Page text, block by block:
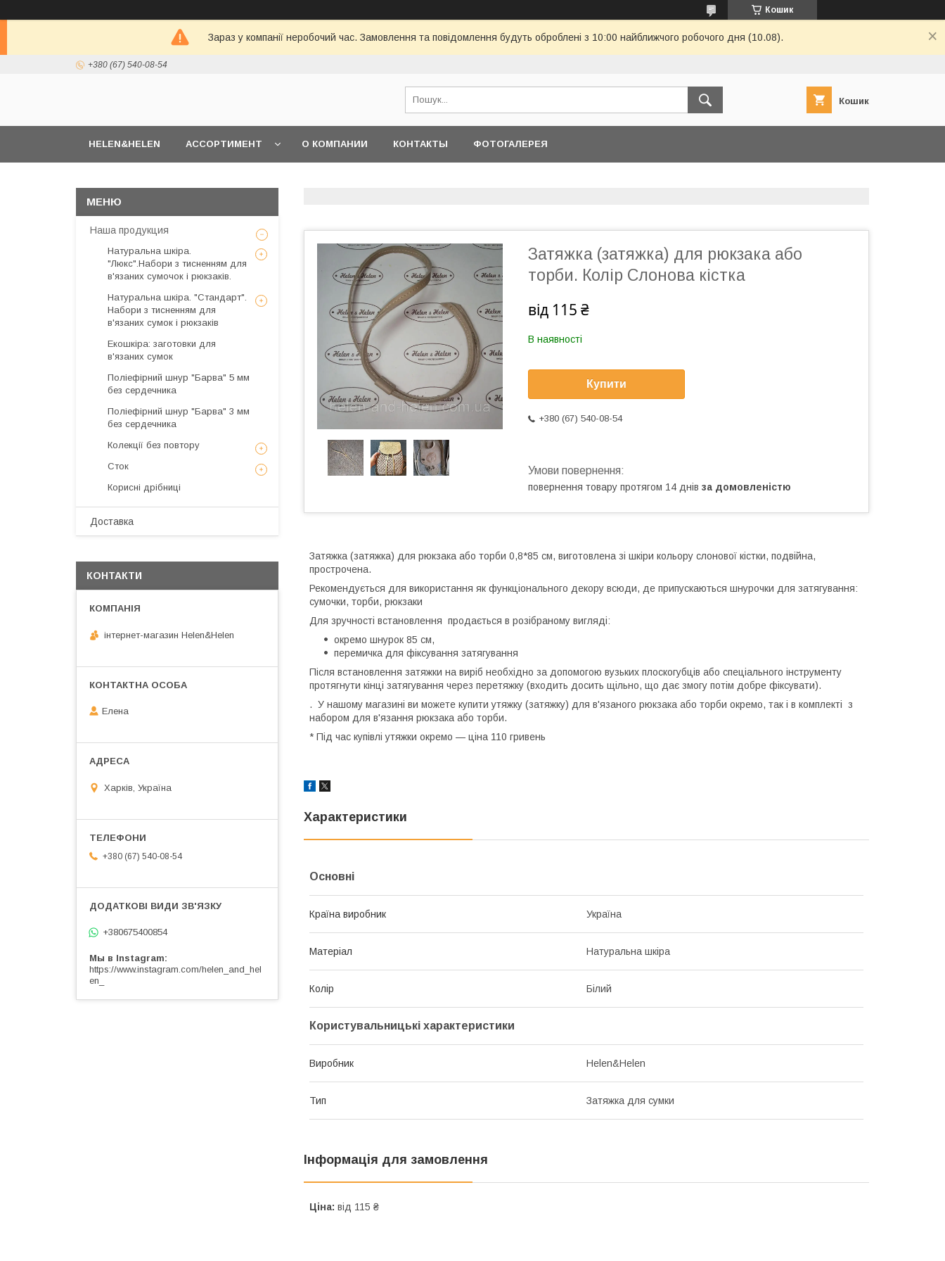
Кошик
Зараз у компанії неробочий час. Замовлення та повідомлення будуть оброблені з 10:00 найближчого робочого дня (10.08).
+380 (67) 540-08-54
Кошик
HELEN&HELEN АССОРТИМЕНТ О КОМПАНИИ КОНТАКТЫ ФОТОГАЛЕРЕЯ
Затяжка (затяжка) для рюкзака або
торби. Колір Слонова кістка
від 115 ₴
В наявності
Купити
+380 (67) 540-08-54
повернення товару протягом 14 днів за домовленістю
Затяжка (затяжка) для рюкзака або торби 0,8*85 см, виготовлена зі шкіри кольору слонової кістки, подвійна,
прострочена.
Рекомендується для використання як функціонального декору всюди, де припускаються шнурочки для затягування:
сумочки, торби, рюкзаки
Для зручності встановлення продається в розібраному вигляді:
окремо шнурок 85 см,
перемичка для фіксування затягування
Після встановлення затяжки на виріб необхідно за допомогою вузьких плоскогубців або спеціального інструменту
протягнути кінці затягування через перетяжку (входить досить щільно, що дає змогу потім добре фіксувати).
. У нашому магазині ви можете купити утяжку (затяжку) для в'язаного рюкзака або торби окремо, так і в комплекті з
набором для в'язання рюкзака або торби.
* Під час купівлі утяжки окремо — ціна 110 гривень
Характеристики
Основні
Країна виробник Україна
Матеріал Натуральна шкіра
Колір Білий
Користувальницькі характеристики
Виробник Helen&Helen
Тип Затяжка для сумки
Інформація для замовлення
Ціна: від 115 ₴
Наша продукция
Натуральна шкіра.
"Люкс".Набори з тисненням для
в'язаних сумочок і рюкзаків.
Натуральна шкіра. "Стандарт".
Набори з тисненням для
в'язаних сумок і рюкзаків
Екошкіра: заготовки для
в'язаних сумок
Поліефірний шнур "Барва" 5 мм
без сердечника
Поліефірний шнур "Барва" 3 мм
без сердечника
Колекції без повтору
Сток
Корисні дрібниці
Доставка
КОНТАКТИ
інтернет-магазин Helen&Helen
Елена
Харків, Україна
+380 (67) 540-08-54
+380675400854
Мы в Instagram
https://www.instagram.com/helen_and_hel
en_